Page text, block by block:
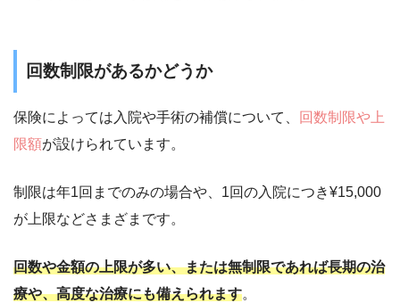
回数制限があるかどうか
保険によっては入院や手術の補償について、
回数制限や上
限額が設けられています。
制限は年1回までのみの場合や、1回の入院につき¥15,000
が上限などさまざまです。
回数や金額の上限が多い、または無制限であれば長期の治
療や、高度な治療にも備えられます。